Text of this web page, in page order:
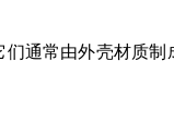
通常由外壳材质